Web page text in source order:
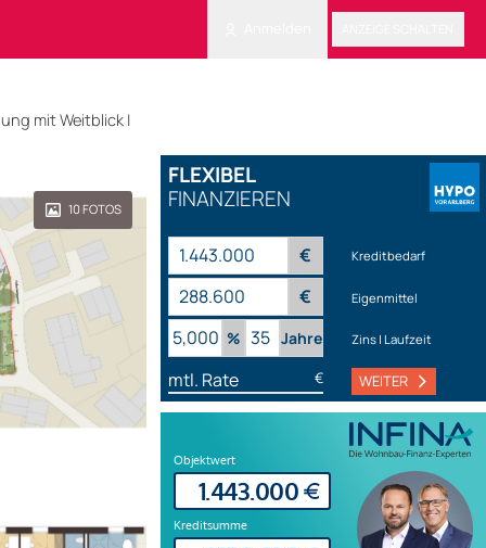
FLEXIBEL
FINANZIEREN
€ Kreditbedarf
€ Eigenmittel
% Jahre Zins | Laufzeit
mtl. Rate € WEITER
mit Weitblick |
10FOTOS